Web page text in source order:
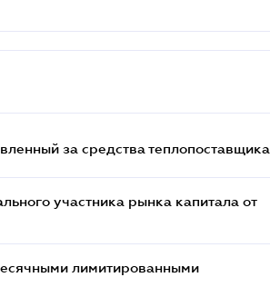
за средства теплопоставщика
участника рынка капитала от
лимитированными